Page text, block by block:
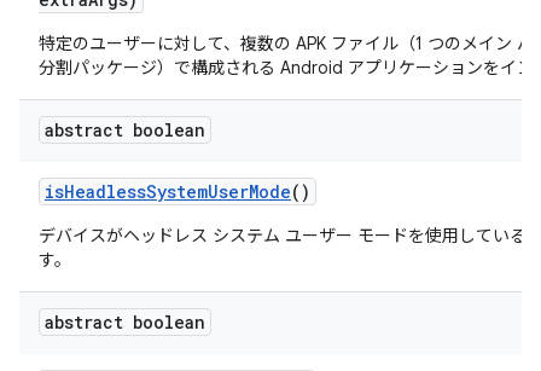
特定のユーザーに対して、複数の APK ファイル（1 つのメイン
分割パッケージ）で構成される Android アプリケーションをイン
abstract boolean
isHeadlessSystemUserMode()
デバイスがヘッドレス システム ユーザー モードを使用している
す。
abstract boolean